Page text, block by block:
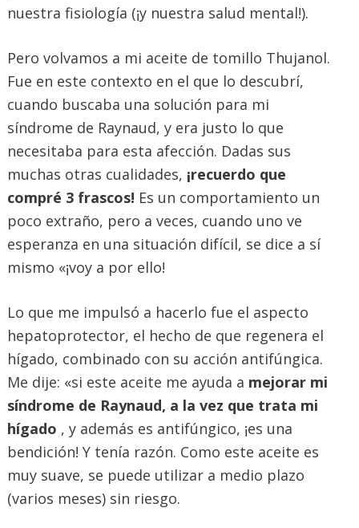
nuestra fisiología (¡y nuestra salud mental!).
Pero volvamos a mi aceite de tomillo Thujanol.
Fue en este contexto en el que lo descubrí,
cuando buscaba una solución para mi
síndrome de Raynaud, y era justo lo que
necesitaba para esta afección. Dadas sus
muchas otras cualidades, ¡recuerdo que
compré 3 frascos! Es un comportamiento un
poco extraño, pero a veces, cuando uno ve
esperanza en una situación difícil, se dice a sí
mismo «¡voy a por ello!
Lo que me impulsó a hacerlo fue el aspecto
hepatoprotector, el hecho de que regenera el
hígado, combinado con su acción antifúngica.
Me dije: «si este aceite me ayuda a mejorar mi
síndrome de Raynaud, a la vez que trata mi
hígado , y además es antifúngico, ¡es una
bendición! Y tenía razón. Como este aceite es
muy suave, se puede utilizar a medio plazo
(varios meses) sin riesgo.